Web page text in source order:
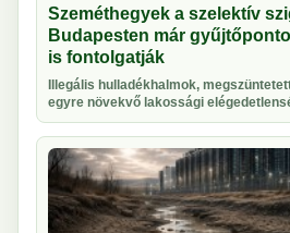
Szeméthegyek a szelektív
Budapesten már
is fontolgatják
Illegális hulladékhalmok,
egyre növekvő lakossági